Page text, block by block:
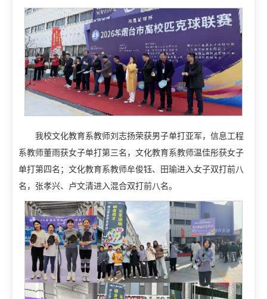
首页
学校概况
学校简介 现任领导 校徽校训校风
办学定位
校庆日
学院规划
党建工作
招生就业
组织机构
教学机构 教辅机构 党政机构
我校文化教育系教师刘志扬荣获男子单打亚军，信息工程
系教师董雨获女子单打第三名，文化教育系教师温佳彤获女子
单打第四名；文化教育系教师牟俊钰、田瑜进入女子双打前八
名，张孝兴、卢文清进入混合双打前八名。